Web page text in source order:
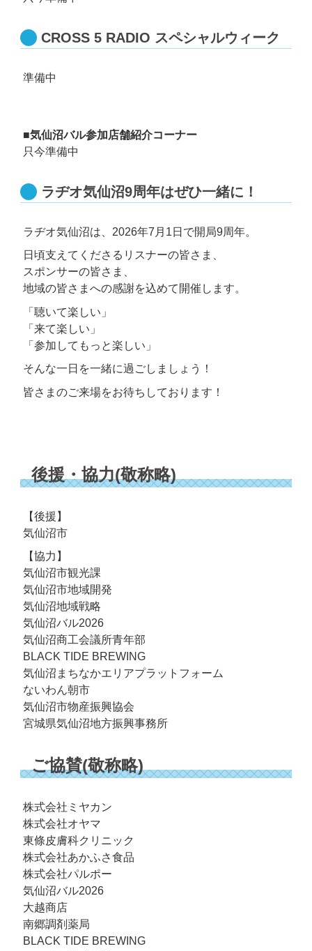
CROSS 5 RADIO スペシャルウィーク
準備中
■気仙沼バル参加店舗紹介コーナー
只今準備中
ラヂオ気仙沼9周年はぜひ一緒に！
ラヂオ気仙沼は、2026年7月1日で開局9周年。
日頃支えてくださるリスナーの皆さま、
スポンサーの皆さま、
地域の皆さまへの感謝を込めて開催します。
「聴いて楽しい」
「来て楽しい」
「参加してもっと楽しい」
そんな一日を一緒に過ごしましょう！
皆さまのご来場をお待ちしております！
後援・協力(敬称略)
【後援】
気仙沼市
【協力】
気仙沼市観光課
気仙沼市地域開発
気仙沼地域戦略
気仙沼バル2026
気仙沼商工会議所青年部
BLACK TIDE BREWING
気仙沼まちなかエリアプラットフォーム
ないわん朝市
気仙沼市物産振興協会
宮城県気仙沼地方振興事務所
ご協賛(敬称略)
株式会社ミヤカン
株式会社オヤマ
東條皮膚科クリニック
株式会社あかふさ食品
株式会社パルポー
気仙沼バル2026
大越商店
南郷調剤薬局
BLACK TIDE BREWING